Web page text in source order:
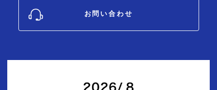
お問い合わせ